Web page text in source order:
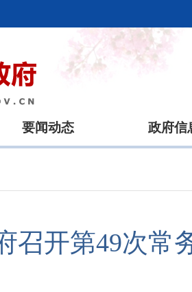
要闻动态 政府信
召开第49次常